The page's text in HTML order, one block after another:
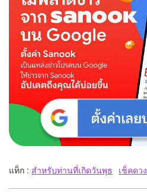
แท็ก : สำหรับท่านที่เกิดวันพุธ เช็คดวง